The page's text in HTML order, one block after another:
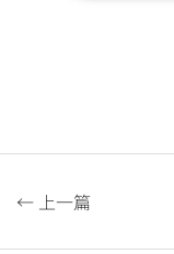
← 上一篇